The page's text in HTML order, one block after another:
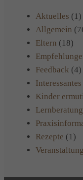
Aktuelles (1)
Allgemein
Eltern (18)
Feedback (4)
Interessantes
Kinder
Lernberatung
Rezepte (1)